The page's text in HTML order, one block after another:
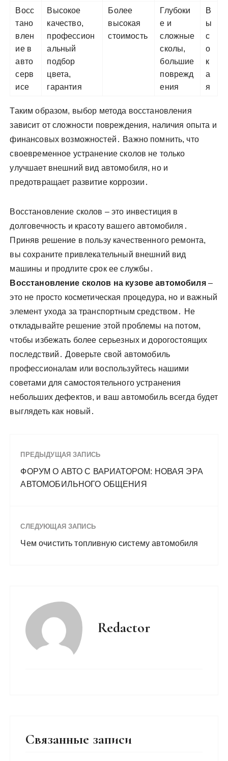
Восс
тано
влен
ие в
авто
серв
исе
Высокое
качество,
профессион
альный
подбор
цвета,
гарантия
Более
высокая
стоимость
Глубоки
е и
сложные
сколы,
большие
поврежд
ения
В
ы
с
о
к
а
я
Таким образом, выбор метода восстановления
зависит от сложности повреждения, наличия опыта и
финансовых возможностей․ Важно помнить, что
своевременное устранение сколов не только
улучшает внешний вид автомобиля, но и
предотвращает развитие коррозии․
Восстановление сколов – это инвестиция в
долговечность и красоту вашего автомобиля․
Приняв решение в пользу качественного ремонта,
вы сохраните привлекательный внешний вид
машины и продлите срок ее службы․
Восстановление сколов на кузове автомобиля–
это не просто косметическая процедура, но и важный
элемент ухода за транспортным средством․ Не
откладывайте решение этой проблемы на потом,
чтобы избежать более серьезных и дорогостоящих
последствий․ Доверьте свой автомобиль
профессионалам или воспользуйтесь нашими
советами для самостоятельного устранения
небольших дефектов, и ваш автомобиль всегда будет
выглядеть как новый․
ПРЕДЫДУЩАЯ ЗАПИСЬ
ФОРУМ О АВТО С ВАРИАТОРОМ: НОВАЯ ЭРА
АВТОМОБИЛЬНОГО ОБЩЕНИЯ
СЛЕДУЮЩАЯ ЗАПИСЬ
Чем очистить топливную систему автомобиля
Redactor
Связанные записи